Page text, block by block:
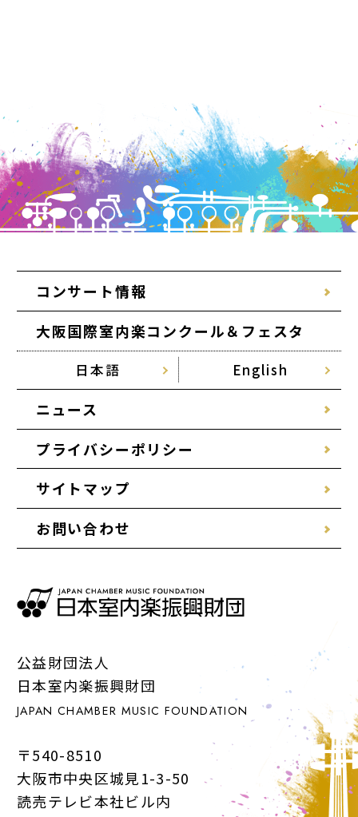
コンサート情報
大阪国際室内楽コンクール＆フェスタ
日本語 English
ニュース
プライバシーポリシー
サイトマップ
お問い合わせ
公益財団法人
日本室内楽振興財団
JAPAN CHAMBER MUSIC FOUNDATION
〒540-8510
大阪市中央区城見1-3-50
読売テレビ本社ビル内